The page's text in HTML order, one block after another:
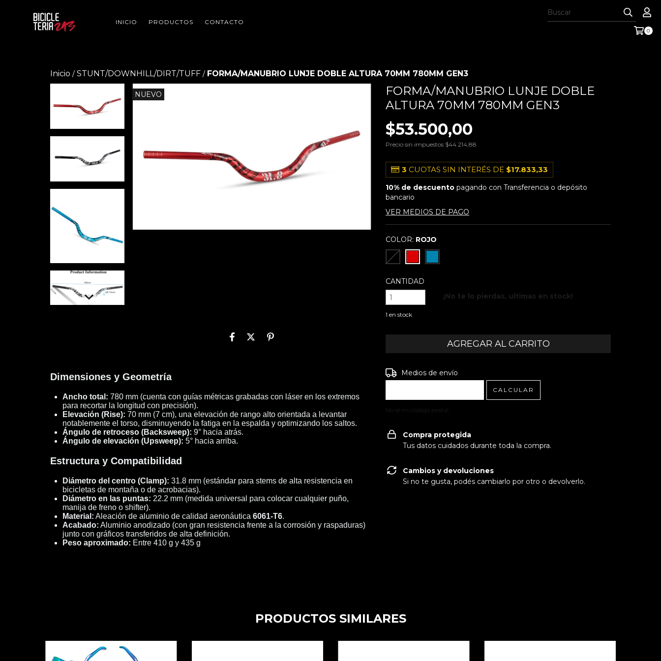
INICIO PRODUCTOS CONTACTO
0
Inicio / STUNT/DOWNHILL/DIRT/TUFF / FORMA/MANUBRIO LUNJE DOBLE ALTURA 70MM 780MM GEN3
NUEVO
Dimensiones y Geometría
Ancho total: 780 mm (cuenta con guías métricas grabadas con láser en los extremos
para recortar la longitud con precisión).
Elevación (Rise): 70 mm (7 cm), una elevación de rango alto orientada a levantar
notablemente el torso, disminuyendo la fatiga en la espalda y optimizando los saltos.
Ángulo de retroceso (Backsweep): 9° hacia atrás.
Ángulo de elevación (Upsweep): 5° hacia arriba.
Estructura y Compatibilidad
Diámetro del centro (Clamp): 31.8 mm (estándar para stems de alta resistencia en
bicicletas de montaña o de acrobacias).
Diámetro en las puntas: 22.2 mm (medida universal para colocar cualquier puño,
manija de freno o shifter).
Material: Aleación de aluminio de calidad aeronáutica 6061-T6.
Acabado: Aluminio anodizado (con gran resistencia frente a la corrosión y raspaduras)
junto con gráficos transferidos de alta definición.
Peso aproximado: Entre 410 g y 435 g
FORMA/MANUBRIO LUNJE DOBLE
ALTURA 70MM 780MM GEN3
$53.500,00
Precio sin impuestos $44.214,88
3 CUOTAS SIN INTERÉS DE $17.833,33
10% de descuento pagando con Transferencia o depósito
bancario
VER MEDIOS DE PAGO
COLOR: ROJO
CANTIDAD
1 en stock
¡No te lo pierdas, ultimas en stock!
Entregas para el CP:
Medios de envío
CALCULAR
No sé mi código postal
Compra protegida
Tus datos cuidados durante toda la compra.
Cambios y devoluciones
Si no te gusta, podés cambiarlo por otro o devolverlo.
PRODUCTOS SIMILARES